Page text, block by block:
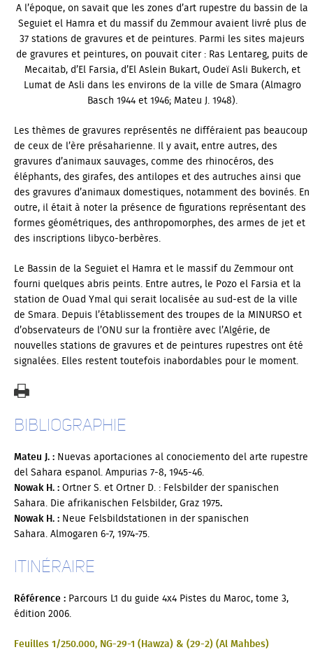
A l’époque, on savait que les zones d’art rupestre du bassin de la
Seguiet el Hamra et du massif du Zemmour avaient livré plus de
37 stations de gravures et de peintures. Parmi les sites majeurs
de gravures et peintures, on pouvait citer : Ras Lentareg, puits de
Mecaitab, d’El Farsia, d’El Aslein Bukart, Oudeï Asli Bukerch, et
Lumat de Asli dans les environs de la ville de Smara (Almagro
Basch 1944 et 1946; Mateu J. 1948).
Les thèmes de gravures représentés ne différaient pas beaucoup
de ceux de l’ère présaharienne. Il y avait, entre autres, des
gravures d’animaux sauvages, comme des rhinocéros, des
éléphants, des girafes, des antilopes et des autruches ainsi que
des gravures d’animaux domestiques, notamment des bovinés. En
outre, il était à noter la présence de figurations représentant des
formes géométriques, des anthropomorphes, des armes de jet et
des inscriptions libyco-berbères.
Le Bassin de la Seguiet el Hamra et le massif du Zemmour ont
fourni quelques abris peints. Entre autres, le Pozo el Farsia et la
station de Ouad Ymal qui serait localisée au sud-est de la ville
de Smara. Depuis l’établissement des troupes de la MINURSO et
d’observateurs de l’ONU sur la frontière avec l’Algérie, de
nouvelles stations de gravures et de peintures rupestres ont été
signalées. Elles restent toutefois inabordables pour le moment.
Petit problème... Une erreur
page. Pour plus d'informations techniques sur cette erreur,
Bibliographie
Mateu J. : Nuevas aportaciones al conociemento del arte rupestre
del Sahara espanol. Ampurias 7-8, 1945-46.
Nowak H. :Ortner S. et Ortner D. : Felsbilder der spanischen
Sahara. Die afrikanischen Felsbilder, Graz 1975.
Nowak H. : Neue Felsbildstationen in der spanischen
Sahara. Almogaren 6-7, 1974-75.
Itinéraire
Référence : Parcours L1 du guide 4x4 Pistes du Maroc, tome 3,
édition 2006.
Feuilles 1/250.000, NG-29-1 (Hawza) & (29-2) (Al Mahbes)